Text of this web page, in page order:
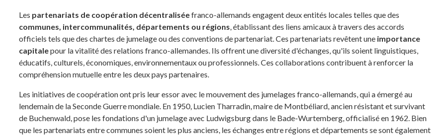
Les partenariats de coopération décentraliséefranco-allemands engagent deux entités locales telles que des
communes, intercommunalités, départements ou régions, établissant des liens amicaux à travers des accords
officiels tels que des chartes de jumelage ou des conventions de partenariat. Ces partenariats revêtent une importance
capitalepour la vitalité des relations franco-allemandes. Ils offrent une diversité d'échanges, qu'ils soient linguistiques,
éducatifs, culturels, économiques, environnementaux ou professionnels. Ces collaborations contribuent à renforcer la
compréhension mutuelle entre les deux pays partenaires.
Les initiatives de coopération ont pris leur essor avec le mouvement des jumelages franco-allemands, qui a émergé au
lendemain de la Seconde Guerre mondiale. En 1950, Lucien Tharradin, maire de Montbéliard, ancien résistant et survivant
de Buchenwald, pose les fondations d'un jumelage avec Ludwigsburg dans le Bade-Wurtemberg, officialisé en 1962. Bien
que les partenariats entre communes soient les plus anciens, les échanges entre régions et départements se sont également